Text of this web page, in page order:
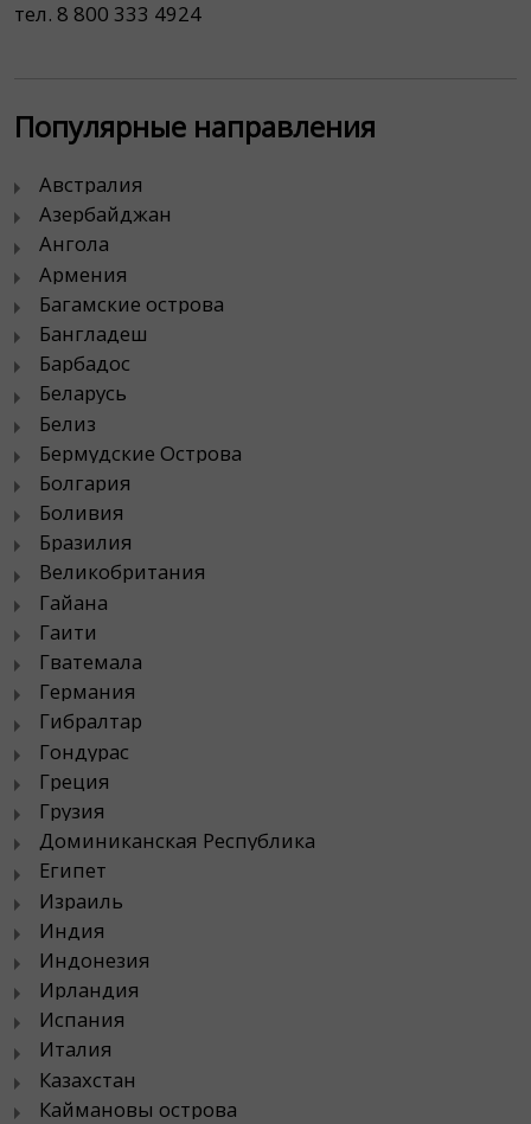
тел. 8 800 333 4924
Популярные направления
Австралия
Азербайджан
Ангола
Армения
Багамские острова
Бангладеш
Барбадос
Беларусь
Белиз
Бермудские Острова
Болгария
Боливия
Бразилия
Великобритания
Гайана
Гаити
Гватемала
Германия
Гибралтар
Гондурас
Греция
Грузия
Доминиканская Республика
Египет
Израиль
Индия
Индонезия
Ирландия
Испания
Италия
Казахстан
Каймановы острова